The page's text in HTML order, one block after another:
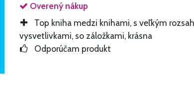
Overený nákup
Top kniha medzi knihami, s veľkým
vysvetlivkami, so záložkami, krásna
Odporúčam produkt